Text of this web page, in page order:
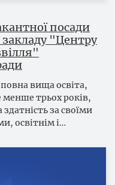
посади
"Центру
вища освіта,
менше трьох років,
за своїми
освітнім і…